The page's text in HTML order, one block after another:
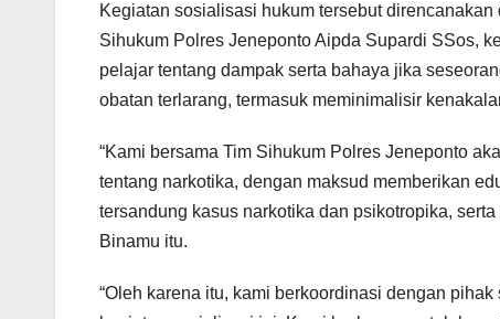
Kegiatan sosialisasi hukum tersebut
Sihukum Polres Jeneponto Aipda Supardi SSos,
pelajar tentang dampak serta bahaya jika
obatan terlarang, termasuk meminimalisir
“Kami bersama Tim Sihukum Polres Jeneponto
tentang narkotika, dengan maksud memberikan
tersandung kasus narkotika dan psikotropika,
Binamu itu.
“Oleh karena itu, kami berkoordinasi dengan